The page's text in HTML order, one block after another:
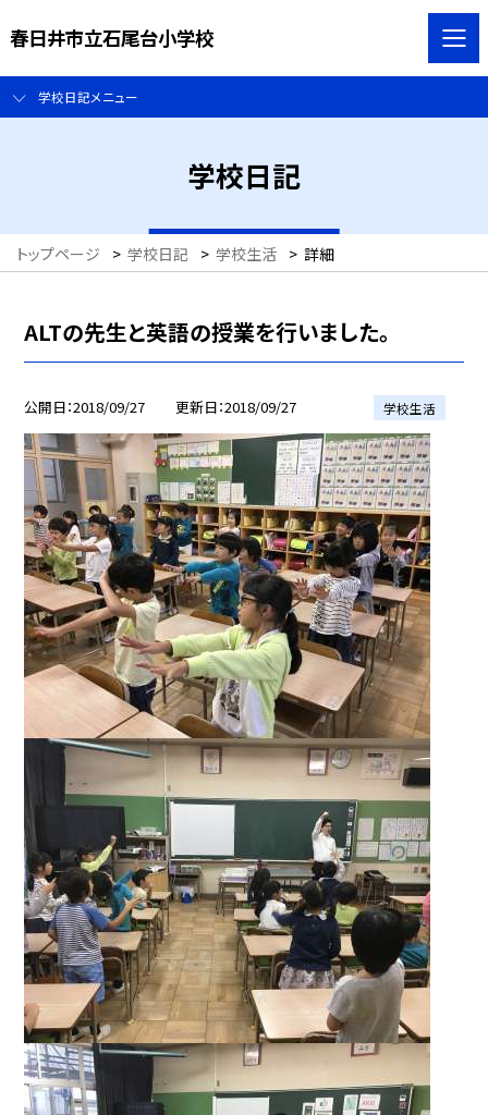
春日井市立石尾台小学校
学校日記メニュー
学校日記
トップページ > 学校日記 > 学校生活 > 詳細
ALTの先生と英語の授業を行いました。
公開日 2018/09/27 更新日 2018/09/27 学校生活